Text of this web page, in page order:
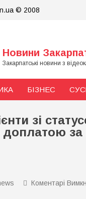
© 2008
Новини
Закарпатські новини з
БІЗНЕС
зі
за
Коментарі